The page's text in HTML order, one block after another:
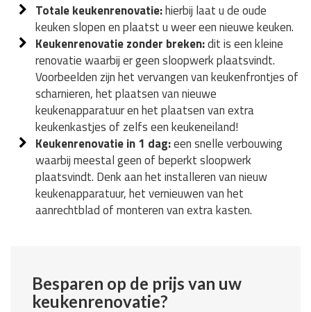
Totale keukenrenovatie:hierbij laat u de oude
keuken slopen en plaatst u weer een nieuwe keuken.
Keukenrenovatie zonder breken:dit is een kleine
renovatie waarbij er geen sloopwerk plaatsvindt.
Voorbeelden zijn het vervangen van keukenfrontjes of
scharnieren, het plaatsen van nieuwe
keukenapparatuur en het plaatsen van extra
keukenkastjes of zelfs een keukeneiland!
Keukenrenovatie in 1 dag:een snelle verbouwing
waarbij meestal geen of beperkt sloopwerk
plaatsvindt. Denk aan het installeren van nieuw
keukenapparatuur, het vernieuwen van het
aanrechtblad of monteren van extra kasten.
Besparen op de prijs van uw
keukenrenovatie?